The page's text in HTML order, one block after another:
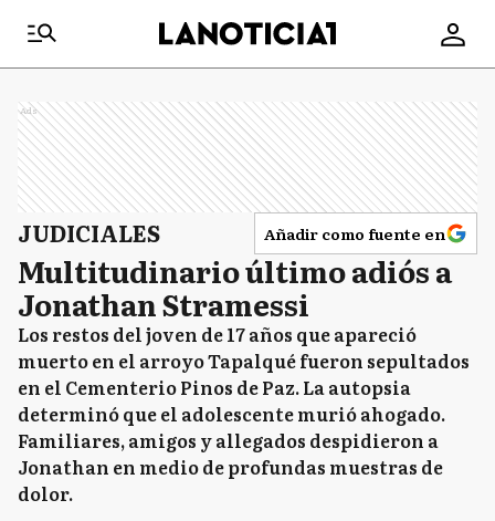
Ads
JUDICIALES Añadir como fuente en
Multitudinario último adiós a
Jonathan Stramessi
Los restos del joven de 17 años que apareció
muerto en el arroyo Tapalqué fueron sepultados
en el Cementerio Pinos de Paz. La autopsia
determinó que el adolescente murió ahogado.
Familiares, amigos y allegados despidieron a
Jonathan en medio de profundas muestras de
dolor.